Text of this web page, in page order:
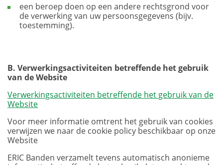
een beroep doen op een andere rechtsgrond voor
de verwerking van uw persoonsgegevens (bijv.
toestemming).
B. Verwerkingsactiviteiten betreffende het gebruik
van de Website
Verwerkingsactiviteiten betreffende het gebruik van de
Website
Voor meer informatie omtrent het gebruik van cookies
verwijzen we naar de cookie policy beschikbaar op onze
Website
ERIC Banden verzamelt tevens automatisch anonieme